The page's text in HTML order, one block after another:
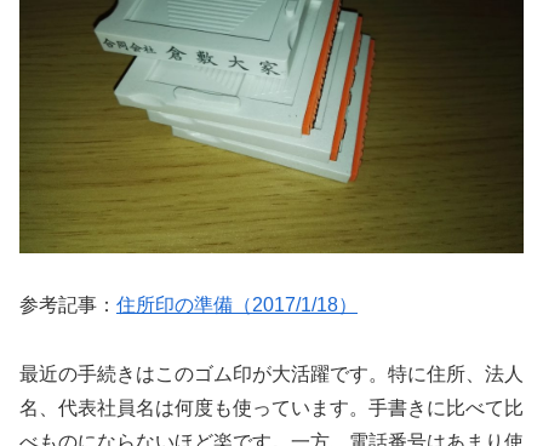
参考記事： 住所印の準備（2017/1/18）
最近の手続きはこのゴム印が大活躍です。特に住所、法人
名、代表社員名は何度も使っています。手書きに比べて比
べものにならないほど楽です。一方、電話番号はあまり使